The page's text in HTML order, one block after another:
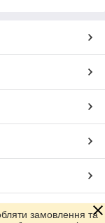
замовлення та